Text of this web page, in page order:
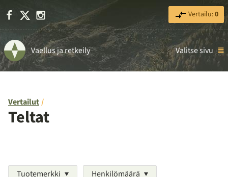
Facebook Instagram Vertailu:0
Vaellus ja retkeily Valitse sivu
Vertailut
Teltat
Tuotemerkki
Henkilömäärä